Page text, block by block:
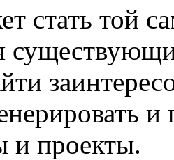
стать той
и проекты.